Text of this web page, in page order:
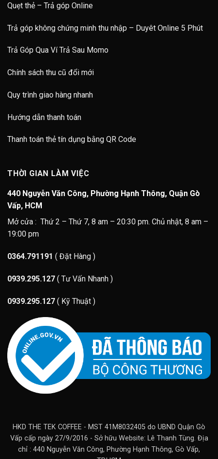
Quẹt thẻ – Trả góp Online
Trả góp không chứng minh thu nhập – Duyêt Online 5 Phút
Trả Góp Qua Ví Trả Sau Momo
Chính sách thu cũ đổi mới
Quy trình giao hàng nhanh
Hướng dẫn thanh toán
Thanh toán thẻ tín dụng bằng QR Code
THỜI GIAN LÀM VIỆC
440 Nguyễn Văn Công, Phường Hạnh Thông, Quận Gò
Vấp, HCM
Mở cửa : Thứ 2 – Thứ 7, 8 am – 20:30 pm. Chủ nhật, 8 am –
19:00 pm
0364.791191 ( Đặt Hàng )
0939.295.127 ( Tư Vấn Nhanh )
0939.295.127 ( Kỹ Thuật )
HKD THE TEK COFFEE - MST 41M8032405 do UBND Quận Gò
Vấp cấp ngày 27/9/2016 - Sở hữu Website: Lê Thanh Tùng. Địa
chỉ : 440 Nguyễn Văn Công, Phường Hạnh Thông, Gò Vấp,